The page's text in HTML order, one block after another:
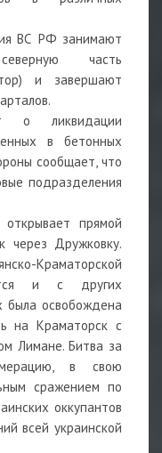
ВС РФ занимают
часть
и завершают
о ликвидации
в бетонных
сообщает, что
подразделения
прямой
через Дружковку.
Краматорской
и с других
была освобождена
на Краматорск с
Лимане. Битва за
в свою
сражением по
оккупантов
всей украинской